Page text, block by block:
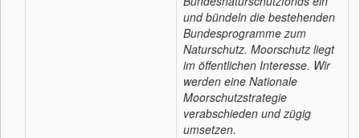
und bündeln die bestehenden
Bundesprogramme zum
Naturschutz. Moorschutz liegt
im öffentlichen Interesse. Wir
werden eine Nationale
Moorschutzstrategie
verabschieden und zügig
umsetzen.